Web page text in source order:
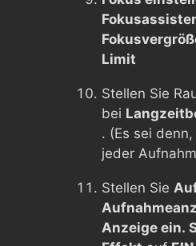
Limit
Stellen Sie
bei
. (Es sei
jeder
Stellen Sie
Anzeige ein.